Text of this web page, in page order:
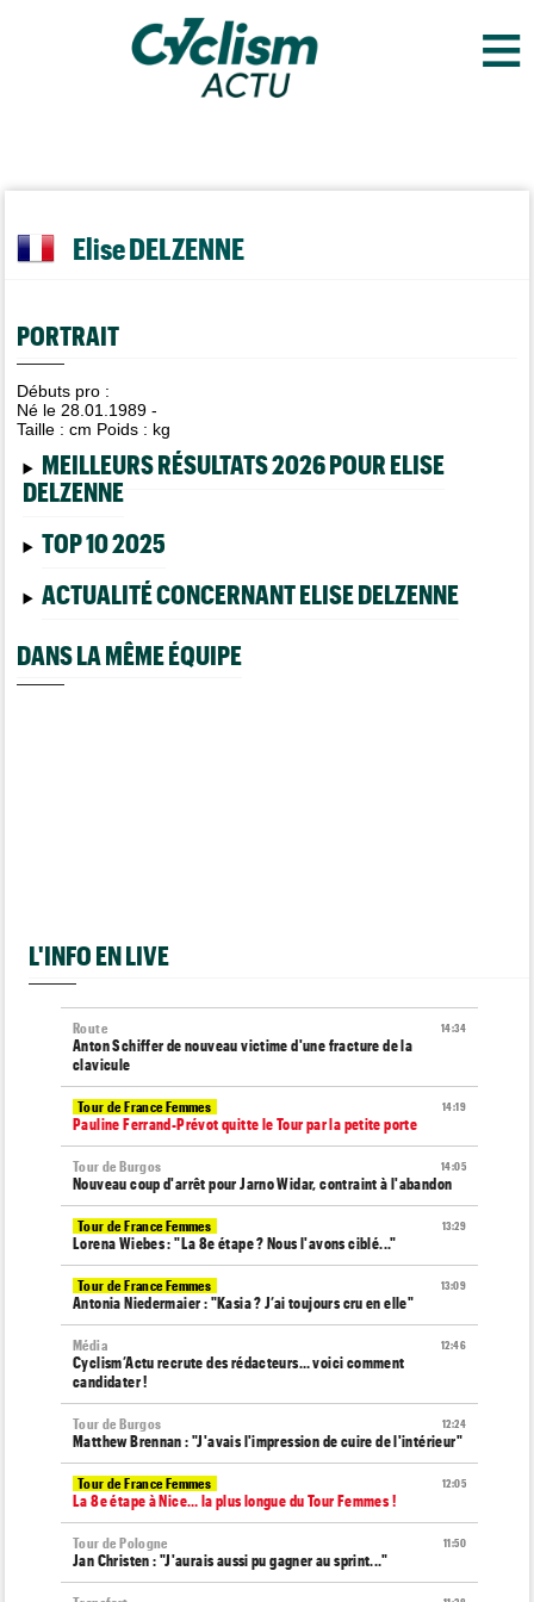
≡
Elise DELZENNE
PORTRAIT
Débuts pro :
Né le 28.01.1989 -
Taille :cm Poids : kg
MEILLEURS RÉSULTATS 2026 POUR ELISE
DELZENNE
TOP 10 2025
ACTUALITÉ CONCERNANT ELISE DELZENNE
DANS LA MÊME ÉQUIPE
L'INFO EN LIVE
14:34
Route
Anton Schiffer de nouveau victime d'une fracture de la
clavicule
14:19
Tour de France Femmes
Pauline Ferrand-Prévot quitte le Tour par la petite porte
14:05
Tour de Burgos
Nouveau coup d'arrêt pour Jarno Widar, contraint à l'abandon
13:29
Tour de France Femmes
Lorena Wiebes : "La 8e étape ? Nous l'avons ciblé..."
13:09
Tour de France Femmes
Antonia Niedermaier : "Kasia ? J’ai toujours cru en elle"
12:46
Média
Cyclism’Actu recrute des rédacteurs… voici comment
candidater !
12:24
Tour de Burgos
Matthew Brennan : "J'avais l'impression de cuire de l'intérieur"
12:05
Tour de France Femmes
La 8e étape à Nice… la plus longue du Tour Femmes !
11:50
Tour de Pologne
Jan Christen : "J'aurais aussi pu gagner au sprint..."